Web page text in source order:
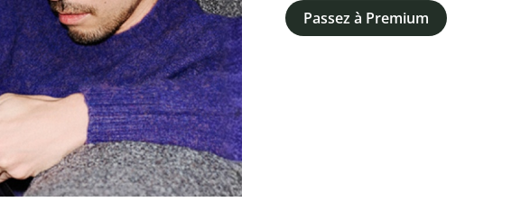
Passez à Premium